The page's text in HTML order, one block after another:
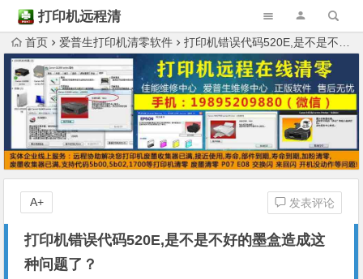
打印机远程清
零首页 爱普生打印机清零软件 打印机错误代码520E,是不是不好的墨盒造成这种问题了？
打印机错误代码520E,是不是不好的墨盒造成这
种问题了？
发表评论
A+